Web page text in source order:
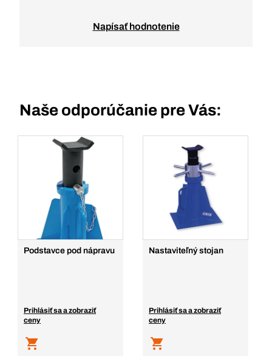
Napísať hodnotenie
Naše odporúčanie pre Vás:
Podstavce pod nápravu
Prihlásiť sa a zobraziť
ceny
Nastaviteľný stojan
Prihlásiť sa a zobraziť
ceny